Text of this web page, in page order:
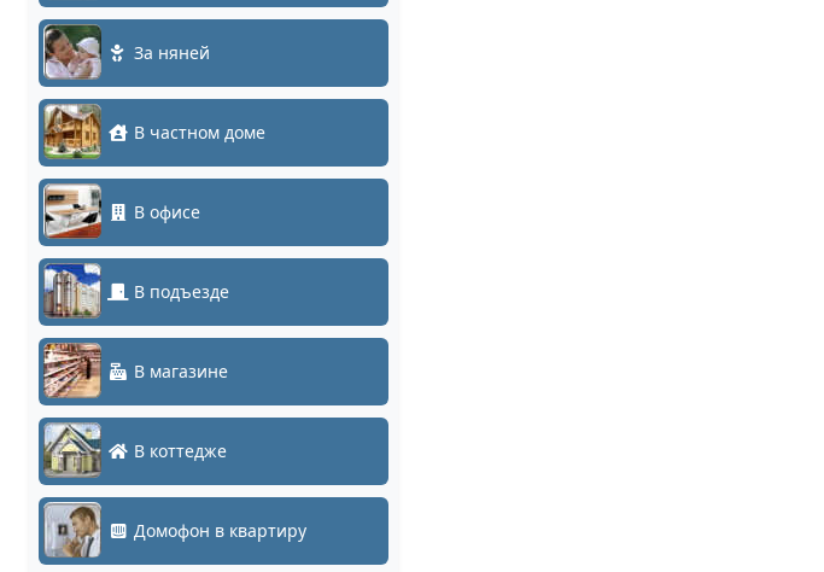
За няней
В частном доме
В офисе
В подъезде
В магазине
В коттедже
Домофон в квартиру